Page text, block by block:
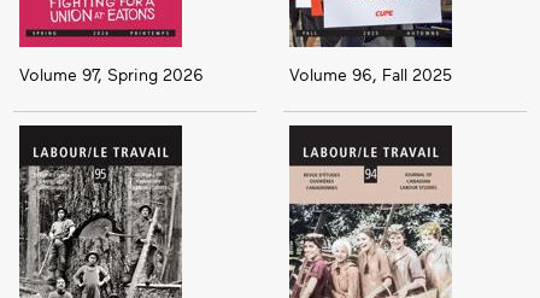
Volume 97, Spring 2026 Volume 96, Fall 2025